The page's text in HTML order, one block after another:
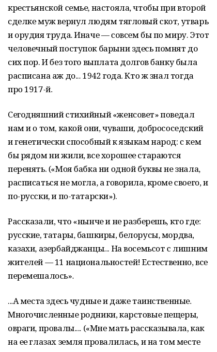
крестьянской семье, настояла, чтобы при второй
сделке муж вернул людям тягловый скот, утварь
и орудия труда. Иначе — совсем бы по миру. Этот
человечный поступок барыни здесь помнят до
сих пор. И без того выплата долгов банку была
расписана аж до... 1942 года. Кто ж знал тогда
про 1917-й.
Сегодняшний стихийный «женсовет» поведал
нам и о том, какой они, чуваши, добрососедский
и генетически способный к языкам народ: с кем
бы рядом ни жили, все хорошее стараются
перенять. («Моя бабка ни одной буквы не знала,
расписаться не могла, а говорила, кроме своего, и
по-русски, и по-татарски»).
Рассказали, что «нынче и не разберешь, кто где:
русские, татары, башкиры, белорусы, мордва,
казахи, азербайджанцы... На восемьсот с лишним
жителей — 11 национальностей! Естественно, все
перемешалось».
...А места здесь чудные и даже таинственные.
Многочисленные родники, карстовые пещеры,
овраги, провалы.... («Мне мать рассказывала, как
на ее глазах земля провалилась, и на том месте